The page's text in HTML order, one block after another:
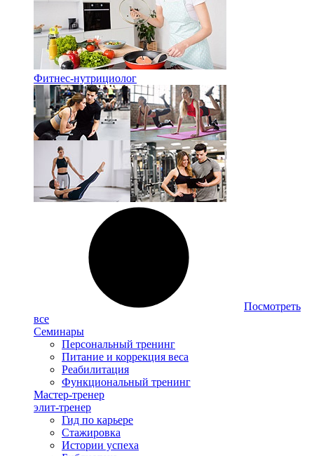
Фитнес-нутрициолог
Посмотреть
все
Семинары
Персональный тренинг
Питание и коррекция веса
Реабилитация
Функциональный тренинг
Мастер-тренер
элит-тренер
Гид по карьере
Стажировка
Истории успеха